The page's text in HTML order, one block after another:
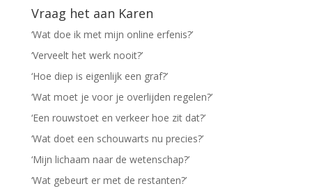
Vraag het aan Karen
‘Wat doe ik met mijn online erfenis?’
‘Verveelt het werk nooit?’
‘Hoe diep is eigenlijk een graf?’
‘Wat moet je voor je overlijden regelen?’
‘Een rouwstoet en verkeer hoe zit dat?’
‘Wat doet een schouwarts nu precies?’
‘Mijn lichaam naar de wetenschap?’
‘Wat gebeurt er met de restanten?’